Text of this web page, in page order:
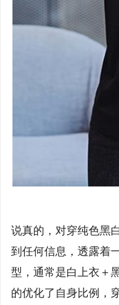
说真的，对穿纯色黑
到任何信息，透露着
型，通常是白上衣＋
的优化了自身比例，